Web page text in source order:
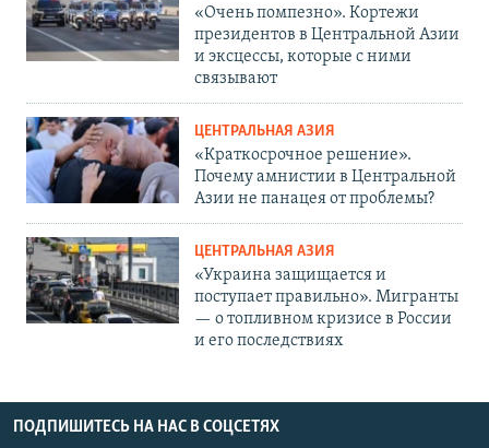
«Очень помпезно». Кортежи
президентов в Центральной Азии
и эксцессы, которые с ними
связывают
ЦЕНТРАЛЬНАЯ АЗИЯ
«Краткосрочное решение».
Почему амнистии в Центральной
Азии не панацея от проблемы?
ЦЕНТРАЛЬНАЯ АЗИЯ
«Украина защищается и
поступает правильно». Мигранты
— о топливном кризисе в России
и его последствиях
ПОДПИШИТЕСЬ НА НАС В СОЦСЕТЯХ